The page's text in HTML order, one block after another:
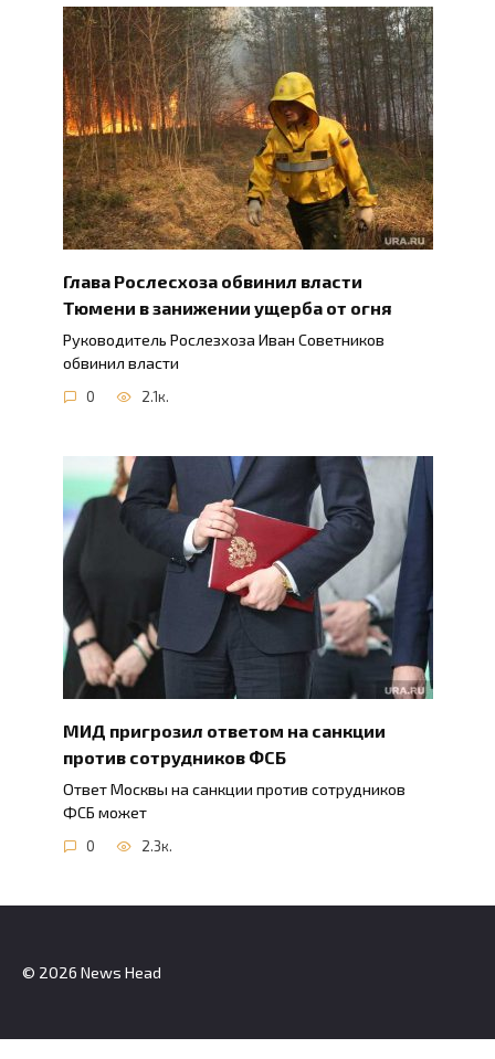
Глава Рослесхоза обвинил власти
Тюмени в занижении ущерба от огня
Руководитель Рослезхоза Иван Советников
обвинил власти
0 2.1к.
МИД пригрозил ответом на санкции
против сотрудников ФСБ
Ответ Москвы на санкции против сотрудников
ФСБ может
0 2.3к.
© 2026 News Head